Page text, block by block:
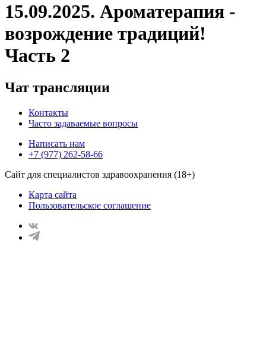
15.09.2025. Ароматерапия -
возрождение традиций!
Часть 2
Чат трансляции
Контакты
Часто задаваемые вопросы
Написать нам
+7 (977) 262-58-66
Сайт для специалистов здравоохранения (18+)
Карта сайта
Пользовательское соглашение